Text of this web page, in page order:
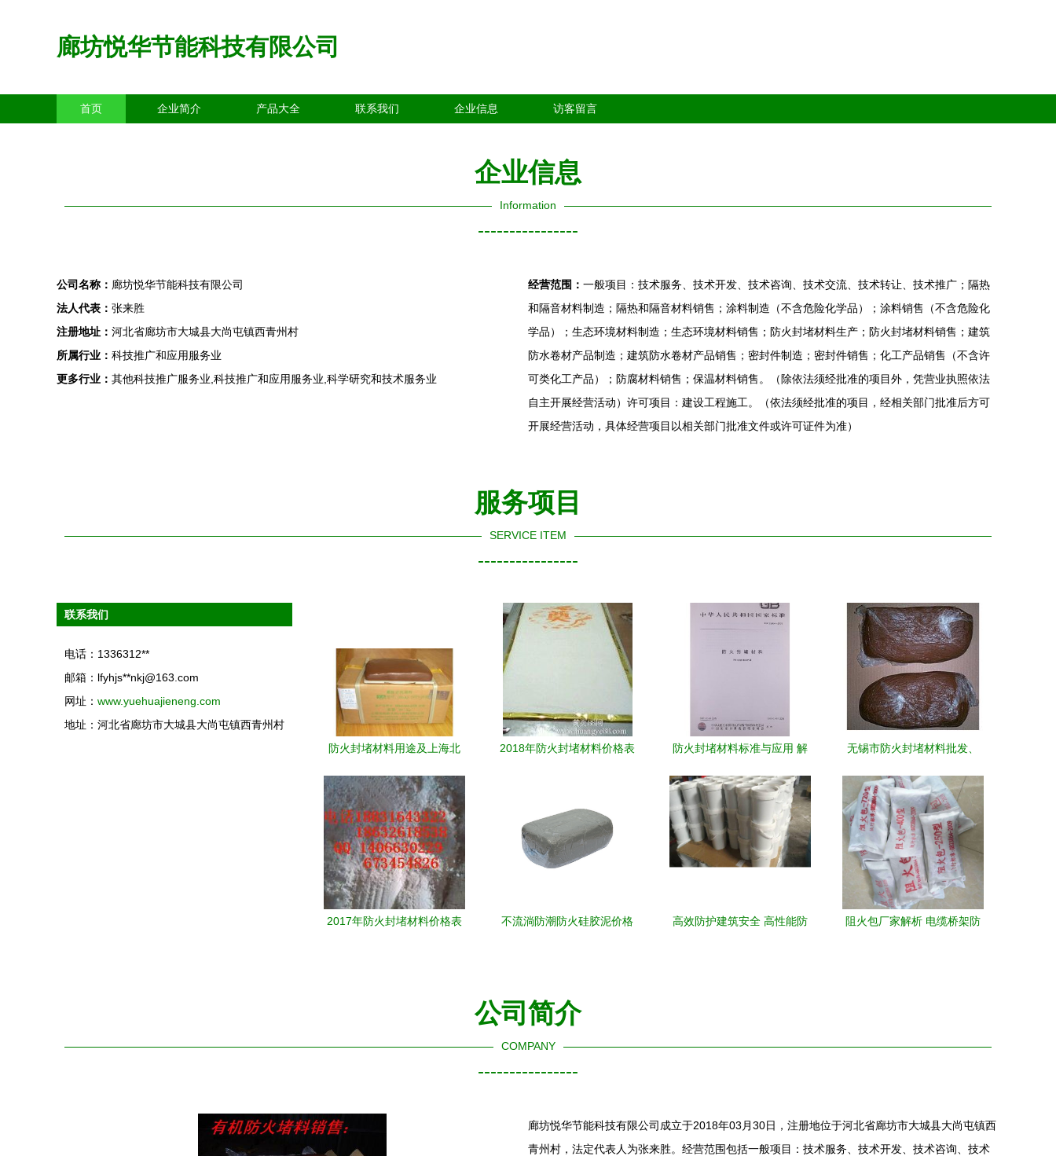
廊坊悦华节能科技有限公司
首页 企业简介 产品大全 联系我们 企业信息 访客留言
企业信息
Information
----------------
公司名称： 廊坊悦华节能科技有限公司
法人代表： 张来胜
注册地址： 河北省廊坊市大城县大尚屯镇西青州村
所属行业： 科技推广和应用服务业
更多行业： 其他科技推广服务业,科技推广和应用服务业,科学研究和技术服务业
经营范围： 一般项目：技术服务、技术开发、技术咨询、技术交流、技术转让、技术推广；隔热
和隔音材料制造；隔热和隔音材料销售；涂料制造（不含危险化学品）；涂料销售（不含危险化
学品）；生态环境材料制造；生态环境材料销售；防火封堵材料生产；防火封堵材料销售；建筑
防水卷材产品制造；建筑防水卷材产品销售；密封件制造；密封件销售；化工产品销售（不含许
可类化工产品）；防腐材料销售；保温材料销售。（除依法须经批准的项目外，凭营业执照依法
自主开展经营活动）许可项目：建设工程施工。（依法须经批准的项目，经相关部门批准后方可
开展经营活动，具体经营项目以相关部门批准文件或许可证件为准）
服务项目
SERVICE ITEM
----------------
联系我们
电话：1336312**
邮箱：lfyhjs**nkj@163.com
网址： www.yuehuajieneng.com
地址：河北省廊坊市大城县大尚屯镇西青州村
防火封堵材料用途及上海北
方案
2018年防火封堵材料价格表
防火封堵材料标准与应用 解
无锡市防火封堵材料批发、
2017年防火封堵材料价格表
不流淌防潮防火硅胶泥价格
高效防护建筑安全 高性能防
阻火包厂家解析 电缆桥架防
公司简介
COMPANY
----------------
廊坊悦华节能科技有限公司成立于2018年03月30日，注册地位于河北省廊坊市大城县大尚屯镇西
青州村，法定代表人为张来胜。经营范围包括一般项目：技术服务、技术开发、技术咨询、技术